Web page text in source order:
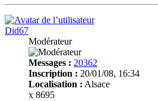
Did67
Modérateur
Messages : 20362
Inscription : 20/01/08, 16:34
Localisation : Alsace
x 8695